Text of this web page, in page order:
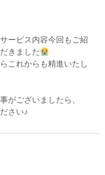
ービス内容今回もご紹
きました
これからも精進いたし
がございましたら、
さい♪